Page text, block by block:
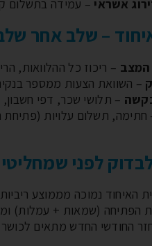
אשראי – עמידה בתשלום
– שלב אחר
– ריכוז כל ההלוואות,
– השוואת הצעות ממספר
– תלושי שכר, דפי חשבון,
חתימה, תשלום עלויות
לפני
האיחוד נמוכה מממוצע
הפתיחה (שמאות + עמלות)
החודשי החדש מתאים